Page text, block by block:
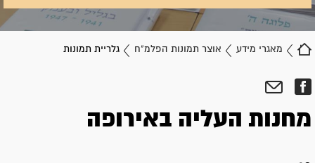
מאגרי מידע אוצר תמונות הפלמ"ח גלריית תמונות
מחנות העליה באירופה